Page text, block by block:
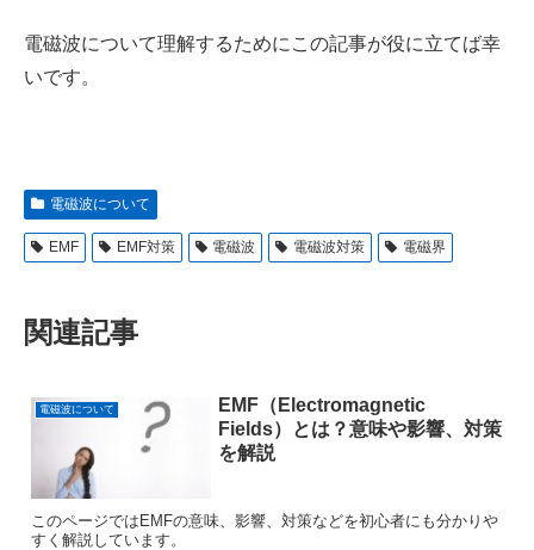
電磁波について理解するためにこの記事が役に立てば幸
いです。
電磁波について
EMF EMF対策 電磁波 電磁波対策 電磁界
関連記事
電磁波について
EMF（Electromagnetic
Fields）とは？意味や影響、対策
を解説
このページではEMFの意味、影響、対策などを初心者にも分かりや
すく解説しています。